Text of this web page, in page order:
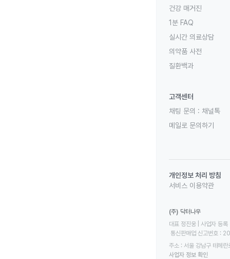
건강 매거진
1분 FAQ
실시간 의료상담
의약품 사전
질환백과
고객센터
채팅 문의 : 채널톡
메일로 문의하기
개인정보 처리 방침
서비스 이용약관
(주) 닥터나우
대표 정진웅 | 사업자
통신판매업 신고번호
주소 : 서울 강남구 테헤
사업자 정보 확인